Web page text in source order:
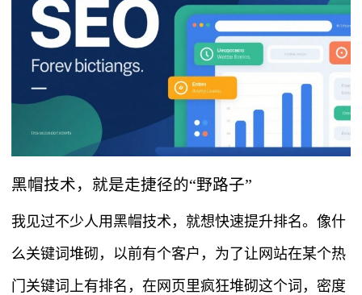
黑帽技术，就是走捷径的“野路子”
我见过不少人用黑帽技术，就想快速提升排名。像什
么关键词堆砌，以前有个客户，为了让网站在某个热
门关键词上有排名，在网页里疯狂堆砌这个词，密度